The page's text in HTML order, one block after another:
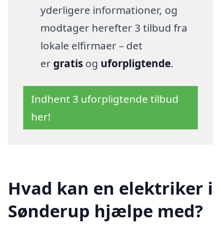
yderligere informationer, og
modtager herefter 3 tilbud fra
lokale elfirmaer – det
er gratisog uforpligtende.
Indhent 3 uforpligtende tilbud
her!
Hvad kan en elektriker i
Sønderup hjælpe med?